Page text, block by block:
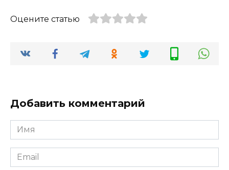
Оцените статью
Добавить комментарий
Имя
*
Email
*